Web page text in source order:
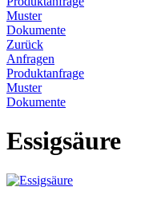
Muster
Dokumente
Zurück
Anfragen
Produktanfrage
Muster
Dokumente
Essigsäure